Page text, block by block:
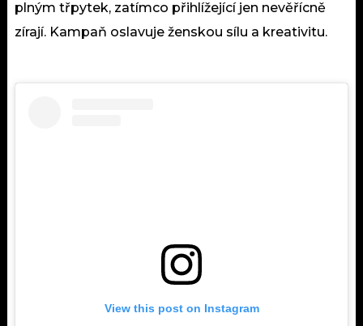
plným třpytek, zatímco přihlížející jen nevěřícně
zírají. Kampaň oslavuje ženskou sílu a kreativitu.
View this post on Instagram